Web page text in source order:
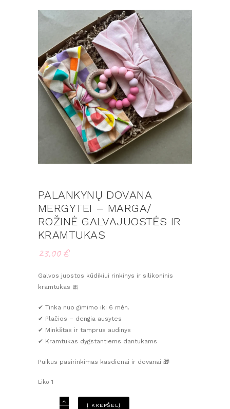
PALANKYNŲ DOVANA
MERGYTEI – MARGA/
ROŽINĖ GALVAJUOSTĖS IR
KRAMTUKAS
23,00€
Galvos juostos kūdikiui rinkinys ir silikoninis
kramtukas 🎀
✔ Tinka nuo gimimo iki 6 mėn.
✔ Plačios – dengia ausytes
✔ Minkštas ir tamprus audinys
✔ Kramtukas dygstantiems dantukams
Puikus pasirinkimas kasdienai ir dovanai 🎁
Liko 1
produkto
Į KREPŠELĮ